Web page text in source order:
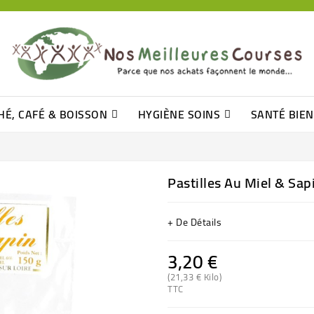
CAFÉ & BOISSON HYGIÈNE SOINS SANTÉ
Pastilles Au Miel &
+ De Détails
3,20 €
(21,33 € Kilo)
TTC